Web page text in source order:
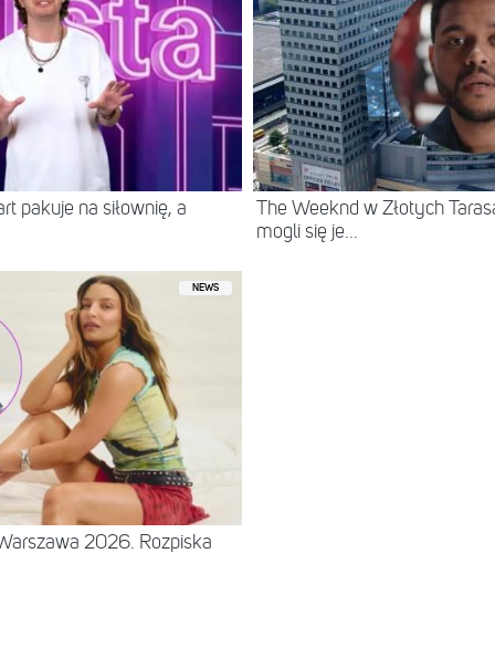
pakuje na siłownię, a
The Weeknd w Złotych
mogli się je...
NEWS
2026. Rozpiska